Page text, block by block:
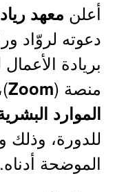
أعلن معهد
دعوته لروّاد
بريادة
منصة (Zoom
الموارد
للدورة، وذلك
الموضحة أدناه.